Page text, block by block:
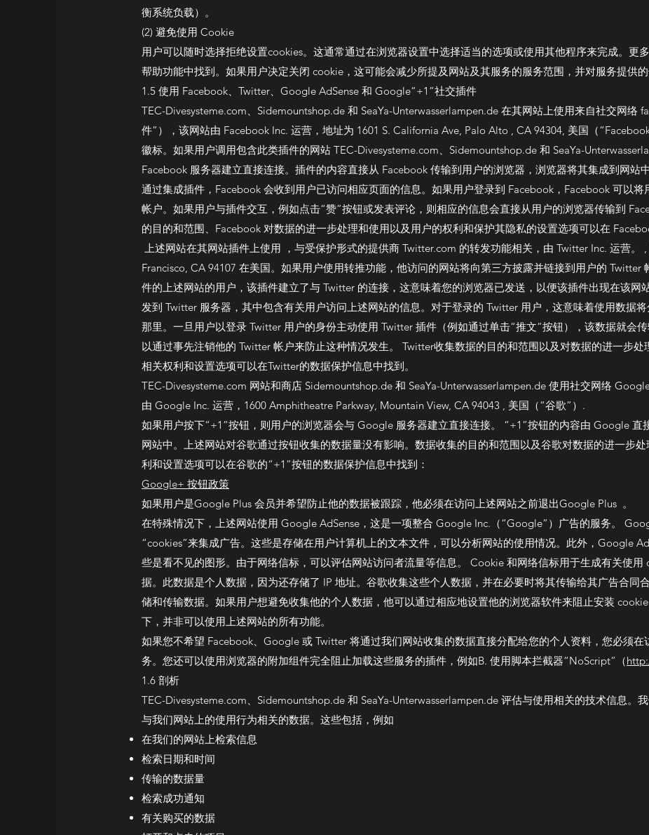
衡系统负载）。
(2) 避免使用 Cookie
用户可以随时选择拒绝设置cookies。这通常通过在浏览器设置中选择适当的选项或使用其他程序来完成。更
帮助功能中找到。如果用户决定关闭 cookie，这可能会减少所提及网站及其服务的服务范围，并对服务提供的
1.5 使用 Facebook、Twitter、Google AdSense 和 Google“+1”社交插件
TEC-Divesysteme.com、Sidemountshop.de 和 SeaYa-Unterwasserlampen.de 在其网站上使用来自社交网络
件”），该网站由 Facebook Inc. 运营，地址为 1601 S. California Ave, Palo Alto , CA 94304, 美国（
徽标。如果用户调用包含此类插件的网站 TEC-Divesysteme.com、Sidemountshop.de 和 SeaYa-
Facebook 服务器建立直接连接。插件的内容直接从 Facebook 传输到用户的浏览器，浏览器将其集成到网站中
通过集成插件，Facebook 会收到用户已访问相应页面的信息。如果用户登录到 Facebook，Facebook 可以
帐户。如果用户与插件交互，例如点击“赞”按钮或发表评论，则相应的信息会直接从用户的浏览器传输到
的目的和范围、Facebook 对数据的进一步处理和使用以及用户的权利和保护其隐私的设置选项可以在
上述网站在其网站插件上使用 ，与受保护形式的提供商 Twitter.com 的转发功能相关，由 Twitter Inc. 运营。 ,
Francisco, CA 94107 在美国。如果用户使用转推功能，他访问的网站将向第三方披露并链接到用户的 Twitter
件的上述网站的用户，该插件建立了与 Twitter 的连接，这意味着您的浏览器已发送，以便该插件出现在该网
发到 Twitter 服务器，其中包含有关用户访问上述网站的信息。对于登录的 Twitter 用户，这意味着使用数据
那里。一旦用户以登录 Twitter 用户的身份主动使用 Twitter 插件（例如通过单击“推文”按钮），该数据就会
以通过事先注销他的 Twitter 帐户来防止这种情况发生。 Twitter收集数据的目的和范围以及对数据的进一步
相关权利和设置选项可以在Twitter的数据保护信息中找到。
TEC-Divesysteme.com 网站和商店 Sidemountshop.de 和 SeaYa-Unterwasserlampen.de 使用社交网络
由 Google Inc. 运营，1600 Amphitheatre Parkway, Mountain View, CA 94043 , 美国（“谷歌”）.
如果用户按下“+1”按钮，则用户的浏览器会与 Google 服务器建立直接连接。 “+1”按钮的内容由 Google 直
网站中。上述网站对谷歌通过按钮收集的数据量没有影响。数据收集的目的和范围以及谷歌对数据的进一步
利和设置选项可以在谷歌的“+1”按钮的数据保护信息中找到：
Google+ 按钮政策
如果用户是Google Plus 会员并希望防止他的数据被跟踪，他必须在访问上述网站之前退出Google Plus 。
在特殊情况下，上述网站使用 Google AdSense，这是一项整合 Google Inc.（“Google”）广告的服务。
“cookies”来集成广告。这些是存储在用户计算机上的文本文件，可以分析网站的使用情况。此外，Google
些是看不见的图形。由于网络信标，可以评估网站访问者流量等信息。 Cookie 和网络信标用于生成有关使用
据。此数据是个人数据，因为还存储了 IP 地址。谷歌收集这些个人数据，并在必要时将其传输给其广告合同
储和传输数据。如果用户想避免收集他的个人数据，他可以通过相应地设置他的浏览器软件来阻止安装
下，并非可以使用上述网站的所有功能。
如果您不希望 Facebook、Google 或 Twitter 将通过我们网站收集的数据直接分配给您的个人资料，您必须在
务。您还可以使用浏览器的附加组件完全阻止加载这些服务的插件，例如B. 使用脚本拦截器“NoScript”（
1.6 剖析
TEC-Divesysteme.com、Sidemountshop.de 和 SeaYa-Unterwasserlampen.de 评估与使用相关的技术信息。
与我们网站上的使用行为相关的数据。这些包括，例如
在我们的网站上检索信息
检索日期和时间
传输的数据量
检索成功通知
有关购买的数据